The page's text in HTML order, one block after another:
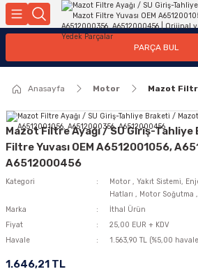
Geri Dön
Geri Dön
Geri Dön
Yakıt Pompası, Yakıt Hatları
Motor
Geri Dön
Geri Dön
Geri Dön
Kollar
Geri Dön
Geri Dön
Ön Arka
Geri Dön
PARÇA BUL
Anasayfa Motor Mazot
Mazot Filtre Ayağı / SU Giriş-
Filtre Yuvası OEM A6512001056,
A6512000456
Kategori Motor , Yakıt Sistemi,
Hatları , Motor Soğutma ,
Marka
İthal Ürün
Fiyat
25,00 EUR + KDV
Havale
1.563,90 TL (%5,00
1.646,21 TL